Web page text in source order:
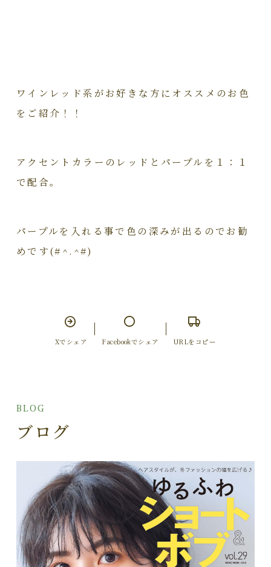
ワインレッド系がお好きな方にオススメのお色
をご紹介！！
アクセントカラーのレッドとパープルを１：１
で配合。
パープルを入れる事で色の深みが出るのでお勧
めです(#^.^#)
Xでシェア Facebookでシェア URLをコピー
BLOG
ブログ